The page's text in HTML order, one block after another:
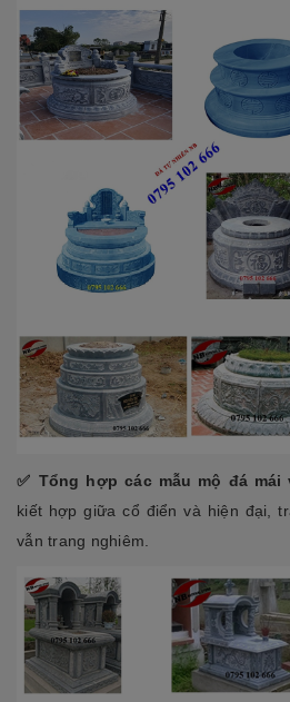
✅ Tổng hợp các mẫu mộ đá mái
kiết hợp giữa cổ điển và hiện đại,
vẫn trang nghiêm.